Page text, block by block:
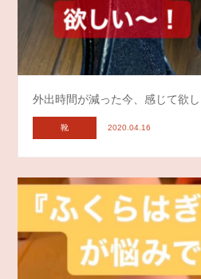
外出時間が減った今、感じて欲し
靴 2020.04.16